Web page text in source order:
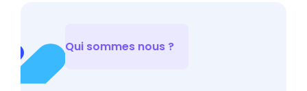
Qui sommes nous ?